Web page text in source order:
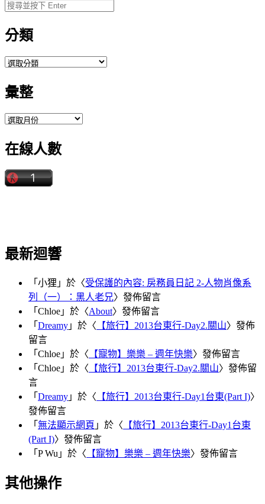
分類
分
彙整
彙
在線人數
最新迴響
「 小狸 」於〈受保護的內容: 房務員日記 2-人物肖像系
列（一）：黑人老兄〉發佈留言
「 Chloe 」於〈About〉發佈留言
「 Dreamy 」於〈 【旅行】2013台東行-Day2.關山〉發佈
留言
「 Chloe 」於〈 【寵物】樂樂 – 週年快樂〉發佈留言
「 Chloe 」於〈 【旅行】2013台東行-Day2.關山〉發佈留
言
「 Dreamy 」於〈 【旅行】2013台東行-Day1台東(Part I)〉
發佈留言
「 無法顯示網頁 」於〈 【旅行】2013台東行-Day1台東
(Part I)〉發佈留言
「 P Wu 」於〈 【寵物】樂樂 – 週年快樂〉發佈留言
其他操作